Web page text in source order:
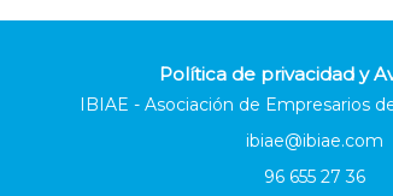
Política de privacidad y
IBIAE - Asociación de Empresarios
ibiae@ibiae.com
96 655 27 36